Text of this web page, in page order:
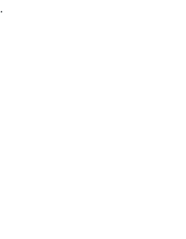
.